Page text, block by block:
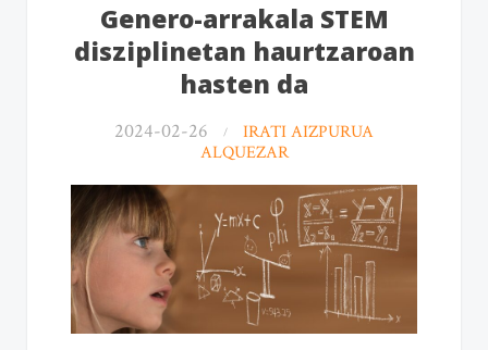
Genero-arrakala STEM
disziplinetan haurtzaroan
hasten da
2024-02-26
IRATI AIZPURUA
ALQUEZAR